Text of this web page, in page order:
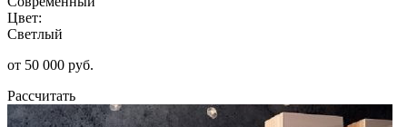
Цвет:
Светлый
от 50 000 руб.
Рассчитать